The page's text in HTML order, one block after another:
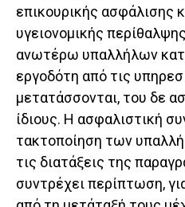
επικουρικής ασφάλισης
υγειονομικής
ανωτέρω υπαλλήλων
εργοδότη από τις
μετατάσσονται, του δε
ίδιους. Η ασφαλιστική
τακτοποίηση των
τις διατάξεις της
συντρέχει περίπτωση,